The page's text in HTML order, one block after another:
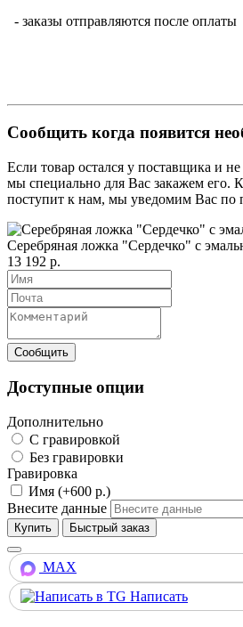
- заказы отправляются после оплаты
Сообщить когда появится
Если товар остался у поставщика и
мы специально для Вас закажем его.
поступит к нам, мы уведомим Вас по
Серебряная ложка "Сердечко" с
13 192 р.
Доступные опции
Дополнительно
С гравировкой
Без гравировки
Гравировка
Имя (+600 р.)
Внесите данные
Купить
MAX
Написать